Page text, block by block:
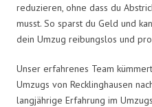
reduzieren, ohne dass du
musst. So sparst du Geld und
dein Umzug reibungslos und
Unser erfahrenes Team
Umzugs von Recklinghausen
langjährige Erfahrung im